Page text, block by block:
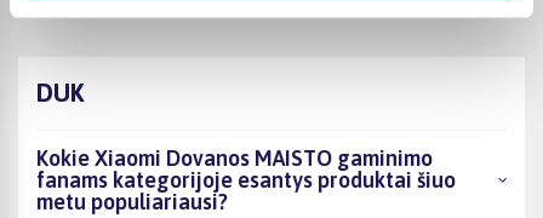
DUK
Kokie Xiaomi Dovanos MAISTO gaminimo
fanams kategorijoje esantys produktai šiuo
metu populiariausi?